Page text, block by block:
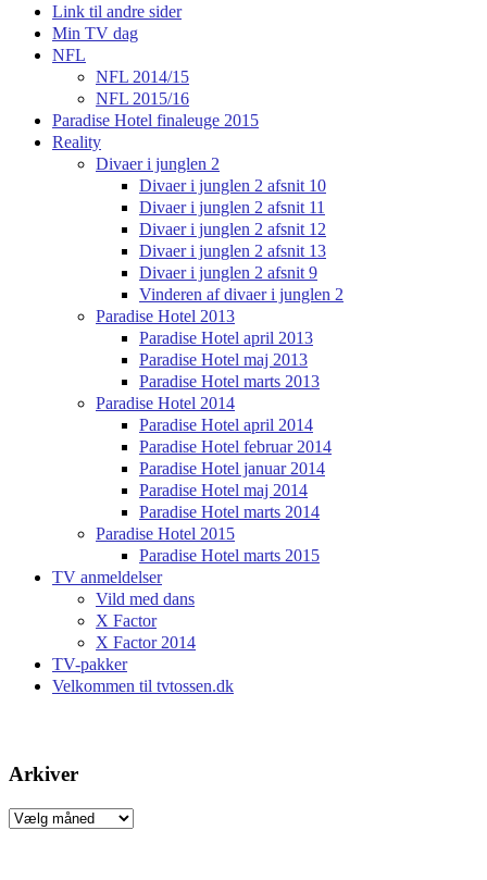
Link til andre sider
Min TV dag
NFL
NFL 2014/15
NFL 2015/16
Paradise Hotel finaleuge 2015
Reality
Divaer i junglen 2
Divaer i junglen 2 afsnit 10
Divaer i junglen 2 afsnit 11
Divaer i junglen 2 afsnit 12
Divaer i junglen 2 afsnit 13
Divaer i junglen 2 afsnit 9
Vinderen af divaer i junglen 2
Paradise Hotel 2013
Paradise Hotel april 2013
Paradise Hotel maj 2013
Paradise Hotel marts 2013
Paradise Hotel 2014
Paradise Hotel april 2014
Paradise Hotel februar 2014
Paradise Hotel januar 2014
Paradise Hotel maj 2014
Paradise Hotel marts 2014
Paradise Hotel 2015
Paradise Hotel marts 2015
TV anmeldelser
Vild med dans
X Factor
X Factor 2014
TV-pakker
Velkommen til tvtossen.dk
Arkiver
Arkiver